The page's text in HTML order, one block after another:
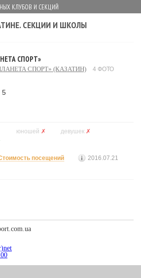
КЛУБОВ И СЕКЦИЙ
СЕКЦИИ И ШКОЛЫ
СПОРТ»
СПОРТ» (КАЗАТИН) 4 ФОТО
5
юношей ✗ девушек ✗
посещений 2016.07.21